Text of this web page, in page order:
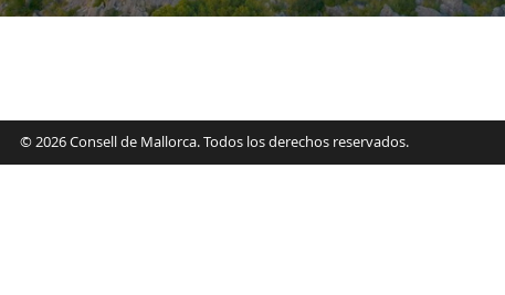
© 2026 Consell de Mallorca. Todos los derechos reservados.